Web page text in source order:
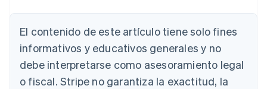
El contenido de este artículo tiene solo fines
informativos y educativos generales y no
debe interpretarse como asesoramiento legal
o fiscal. Stripe no garantiza la exactitud, la
Alemania
Deutsch
Australia
English
Austria